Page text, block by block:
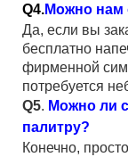
Q4.Можно нам
Да, если вы
бесплатно
фирменной
потребуется
Q5. Можно ли
палитру?
Конечно,